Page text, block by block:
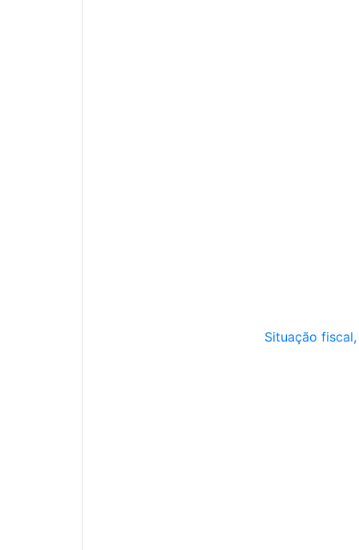
Situação